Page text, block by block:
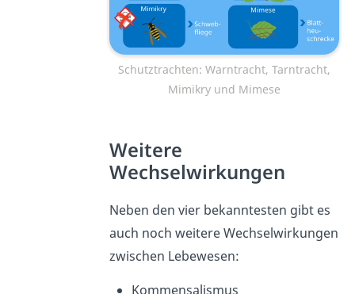
Schutztrachten: Warntracht, Tarntracht,
Mimikry und Mimese
Weitere
Wechselwirkungen
Neben den vier bekanntesten gibt es
auch noch weitere Wechselwirkungen
zwischen Lebewesen:
Kommensalismus